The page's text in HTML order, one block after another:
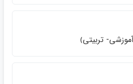
تربيتي﴾